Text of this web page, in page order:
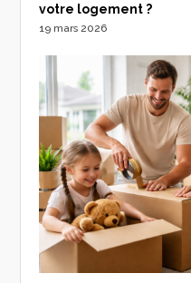
votre logement ?
19 mars 2026